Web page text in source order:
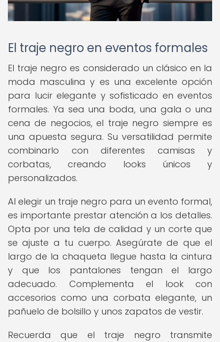
El traje negro en eventos formales
El traje negro es considerado un clásico en la
moda masculina y es una excelente opción
para lucir elegante y sofisticado en eventos
formales. Ya sea una boda, una gala o una
cena de negocios, el traje negro siempre es
una apuesta segura. Su versatilidad permite
combinarlo con diferentes camisas y
corbatas, creando looks únicos y
personalizados.
Al elegir un traje negro para un evento formal,
es importante prestar atención a los detalles.
Opta por una tela de calidad y un corte que
se ajuste a tu cuerpo. Asegúrate de que el
largo de la chaqueta llegue hasta la cintura
y que los pantalones tengan el largo
adecuado. Complementa el look con
accesorios como una corbata elegante, un
pañuelo de bolsillo y unos zapatos de vestir.
Recuerda que el traje negro transmite